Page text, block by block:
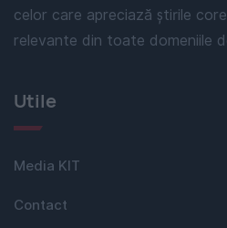
celor care apreciază știrile
relevante din toate domeniile
Utile
Media KIT
Contact